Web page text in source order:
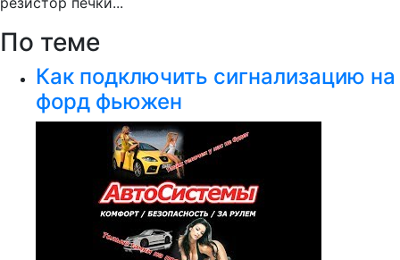
По теме
Как подключить сигнализацию на
форд фьюжен